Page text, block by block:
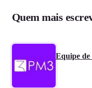
Quem mais
Equipe de